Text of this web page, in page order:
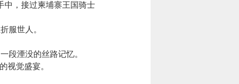
，接过柬埔寨王国骑士
服世人。
湮没的丝路记忆。
视觉盛宴。